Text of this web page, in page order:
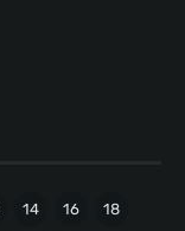
14 16 18